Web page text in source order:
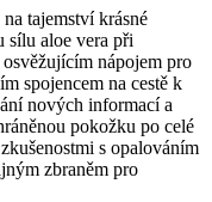
tajemství krásné
sílu aloe ‍vera ​při
nápojem pro
⁢spojencem na cestě k
nových informací a
pokožku po celé
s opalováním⁢
zbraněm pro